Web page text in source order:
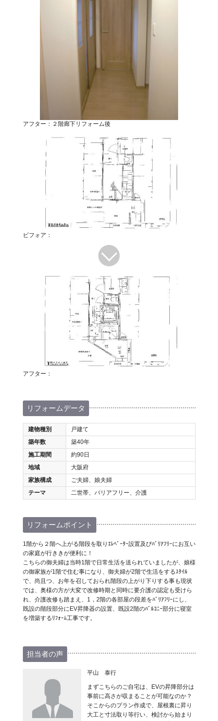
アフター：２階廊下リフォーム後
ビフォア：
アフター：
リフォームデータ
建物種別
戸建て
築年数
築40年
施工期間
約90日
地域
大阪府
家族構成
ご夫婦、娘夫婦
テーマ
二世帯、バリアフリー、介護
リフォームポイント
1階から２階へ上がる階段を取りｴﾚﾍﾞｰﾀｰ設置及びﾊﾞﾘｱﾌﾘｰにお互い
の家庭が行ききが便利に！
こちらの御夫婦は当時1階で日常生活を送られていましたが、娘様
の御家族が1階で住む事になり、御夫婦が2階で生活をするｽﾀｲﾙ
で、尚且つ、お年を召しておられ階段の上がり下りする事も現状
では、奥様の方が大変で改修時期と同時に要介護の認定も受けら
れ、介護改修も踏まえ、1，2階の各部屋の段差をﾊﾞﾘｱﾌﾘｰにし、
既設の階段部分にEV昇降器の設置、既設2階のﾊﾞﾙｺﾆｰ部分に寝室
を増築するﾘﾌｫｰﾑ工事です。
担当者の声
平山 泰行
まずこちらのご自宅は、EVの昇降部分は
事前に高さが収まることが可能なのか？
そこからのプラン作成で、屋根裏に昇り
大工と寸法取り等行い、検討から始まり